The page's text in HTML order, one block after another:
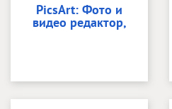
PicsArt: Фото и
видео редактор,